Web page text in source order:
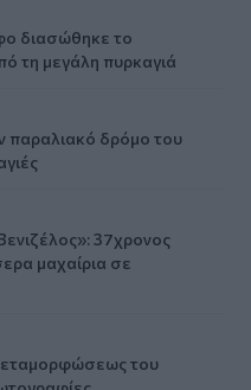
διασώθηκε το
τη μεγάλη πυρκαγιά
παραλιακό δρόμο του
37χρονος
μαχαίρια σε
του